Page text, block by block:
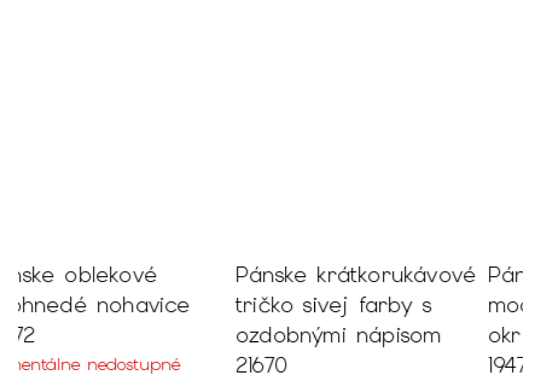
Pánske krátkorukávové
tričko sivej farby s
ozdobnými nápisom
21670
Pánsky jednoduchý
modrý pulóver o
okrúhlym výstrihom
19479